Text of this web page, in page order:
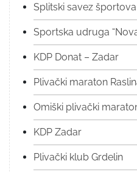
Splitski savez
Sportska udruga
KDP Donat – Zadar
Plivački maraton
Omiški plivački
KDP Zadar
Plivački klub Grdelin